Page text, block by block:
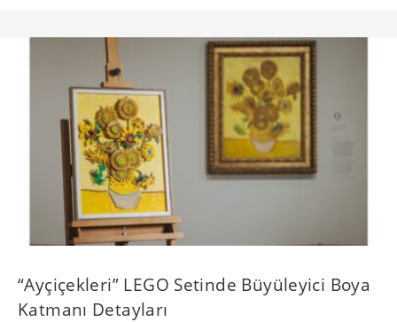
“Ayçiçekleri” LEGO Setinde Büyüleyici Boya
Katmanı Detayları